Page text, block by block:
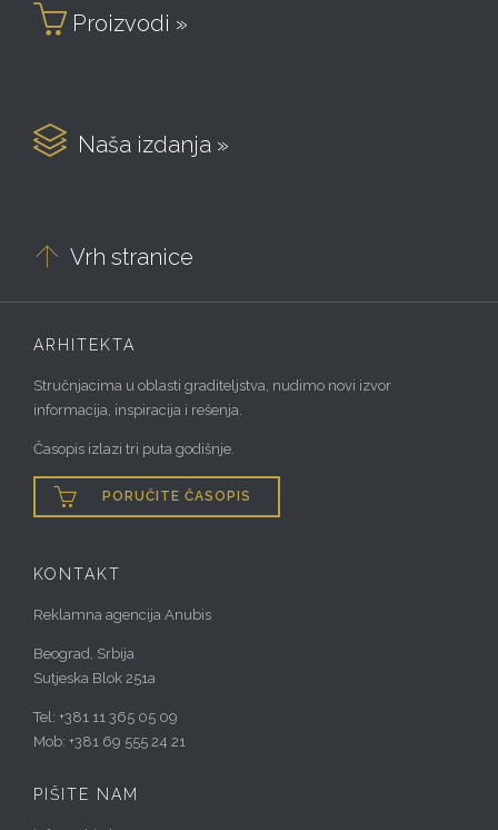
 Proizvodi »
 Naša izdanja »
 Vrh stranice
ARHITEKTA
Stručnjacima u oblasti graditeljstva, nudimo novi izvor
informacija, inspiracija i rešenja.
Časopis izlazi tri puta godišnje.
 PORUČITE ČASOPIS
KONTAKT
Reklamna agencija Anubis
Beograd, Srbija
Sutjeska Blok 251a
Tel: +381 11 365 05 09
Mob: +381 69 555 24 21
PIŠITE NAM